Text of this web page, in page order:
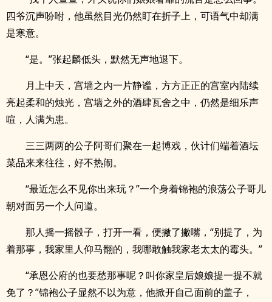
四爷沉声吩咐，他虽然目光仍然盯在折子上，可语气中却满
是寒意。
“是。”张起麟低头，默然无声地退下。
月上中天，宫墙之内一片静谧，方方正正的宫室内陆续
亮起柔和的烛光，宫墙之外的酒肆瓦舍之中，仍然是细乐声
喧，人满为患。
三三两两的公子阿哥们聚在一起博戏，伙计们端着酒坛
菜品来来往往，好不热闹。
“最近怎么不见你出来玩？”一个身着锦袍的浪荡公子哥儿
朝对面另一个人问道。
那人摇一摇骰子，打开一看，便撇了撇嘴，“别提了，为
着那事，我家里人仰马翻的，我哪敢触我家老太太的霉头。”
“承恩公府的也要愁那事呢？叫你家皇后娘娘提一提不就
免了？”锦袍公子显然不以为意，他掀开自己面前的盖子，